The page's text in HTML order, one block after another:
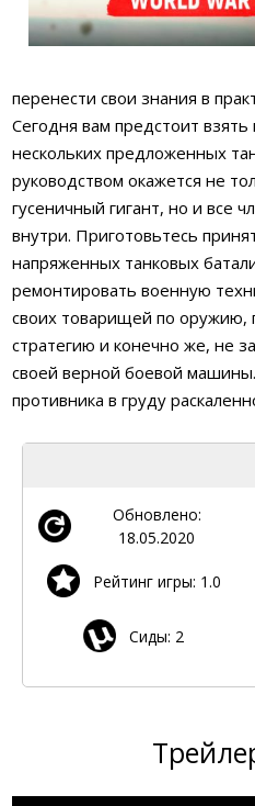
перенести свои знания в
Сегодня вам предстоит
нескольких предложенных
руководством окажется не
гусеничный гигант, но и все
внутри. Приготовьтесь
напряженных танковых
ремонтировать военную
своих товарищей по оружию,
стратегию и конечно же, не
своей верной боевой
противника в груду
Обновлено:
18.05.2020
Рейтинг игры: 1.0
Сиды: 2